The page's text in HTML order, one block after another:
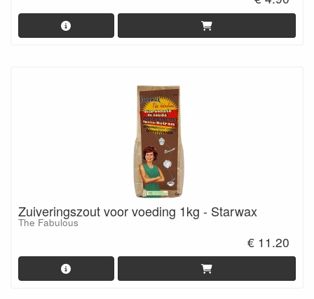
Zuiveringszout voor voeding 1kg - Starwax
The Fabulous
€ 11.20